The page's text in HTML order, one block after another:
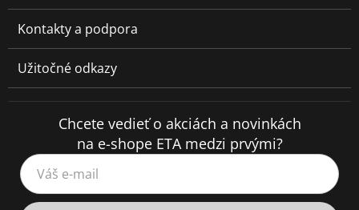
Kontakty a podpora
Užitočné odkazy
Chcete vedieť o akciách a novinkách
na e-shope ETA medzi prvými?
Váš e-mail